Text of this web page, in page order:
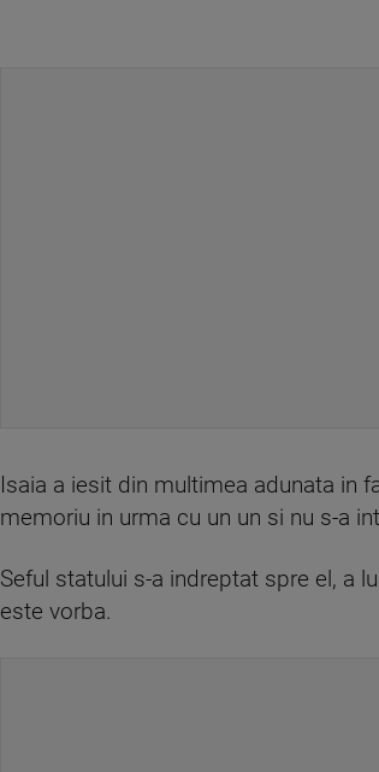
Isaia a iesit din multimea adunata in
memoriu in urma cu un un si nu s-a
Seful statului s-a indreptat spre el, a
este vorba.